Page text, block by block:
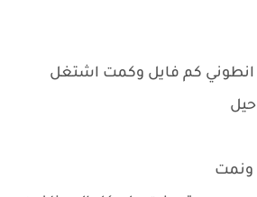
انطوني كم فايل وكمت اشتغل
ونمت